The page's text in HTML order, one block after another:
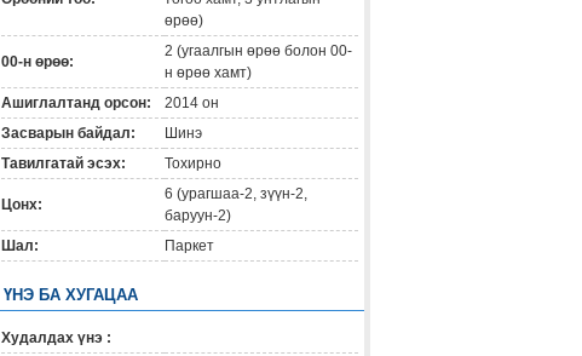
өрөө)
00-н өрөө:
2 (угаалгын өрөө болон 00-
н өрөө хамт)
Ашиглалтанд орсон:
2014 он
Засварын байдал:
Шинэ
Тавилгатай эсэх:
Тохирно
Цонх:
6 (урагшаа-2, зүүн-2,
баруун-2)
Шал:
Паркет
ҮНЭ БА ХУГАЦАА
Худалдах үнэ :